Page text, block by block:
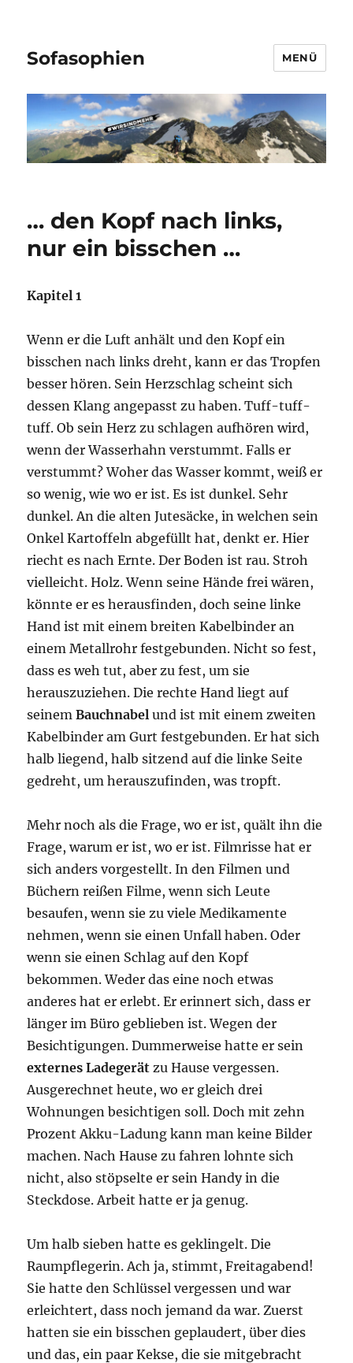
Sofasophien MENÜ
… den Kopf nach links,
nur ein bisschen …
Kapitel 1
Wenn er die Luft anhält und den Kopf ein
bisschen nach links dreht, kann er das Tropfen
besser hören. Sein Herzschlag scheint sich
dessen Klang angepasst zu haben. Tuff-tuff-
tuff. Ob sein Herz zu schlagen aufhören wird,
wenn der Wasserhahn verstummt. Falls er
verstummt? Woher das Wasser kommt, weiß er
so wenig, wie wo er ist. Es ist dunkel. Sehr
dunkel. An die alten Jutesäcke, in welchen sein
Onkel Kartoffeln abgefüllt hat, denkt er. Hier
riecht es nach Ernte. Der Boden ist rau. Stroh
vielleicht. Holz. Wenn seine Hände frei wären,
könnte er es herausfinden, doch seine linke
Hand ist mit einem breiten Kabelbinder an
einem Metallrohr festgebunden. Nicht so fest,
dass es weh tut, aber zu fest, um sie
herauszuziehen. Die rechte Hand liegt auf
seinemBauchnabel und ist mit einem zweiten
Kabelbinder am Gurt festgebunden. Er hat sich
halb liegend, halb sitzend auf die linke Seite
gedreht, um herauszufinden, was tropft.
Mehr noch als die Frage, wo er ist, quält ihn die
Frage, warum er ist, wo er ist. Filmrisse hat er
sich anders vorgestellt. In den Filmen und
Büchern reißen Filme, wenn sich Leute
besaufen, wenn sie zu viele Medikamente
nehmen, wenn sie einen Unfall haben. Oder
wenn sie einen Schlag auf den Kopf
bekommen. Weder das eine noch etwas
anderes hat er erlebt. Er erinnert sich, dass er
länger im Büro geblieben ist. Wegen der
Besichtigungen. Dummerweise hatte er sein
externes Ladegerät zu Hause vergessen.
Ausgerechnet heute, wo er gleich drei
Wohnungen besichtigen soll. Doch mit zehn
Prozent Akku-Ladung kann man keine Bilder
machen. Nach Hause zu fahren lohnte sich
nicht, also stöpselte er sein Handy in die
Steckdose. Arbeit hatte er ja genug.
Um halb sieben hatte es geklingelt. Die
Raumpflegerin. Ach ja, stimmt, Freitagabend!
Sie hatte den Schlüssel vergessen und war
erleichtert, dass noch jemand da war. Zuerst
hatten sie ein bisschen geplaudert, über dies
und das, ein paar Kekse, die sie mitgebracht